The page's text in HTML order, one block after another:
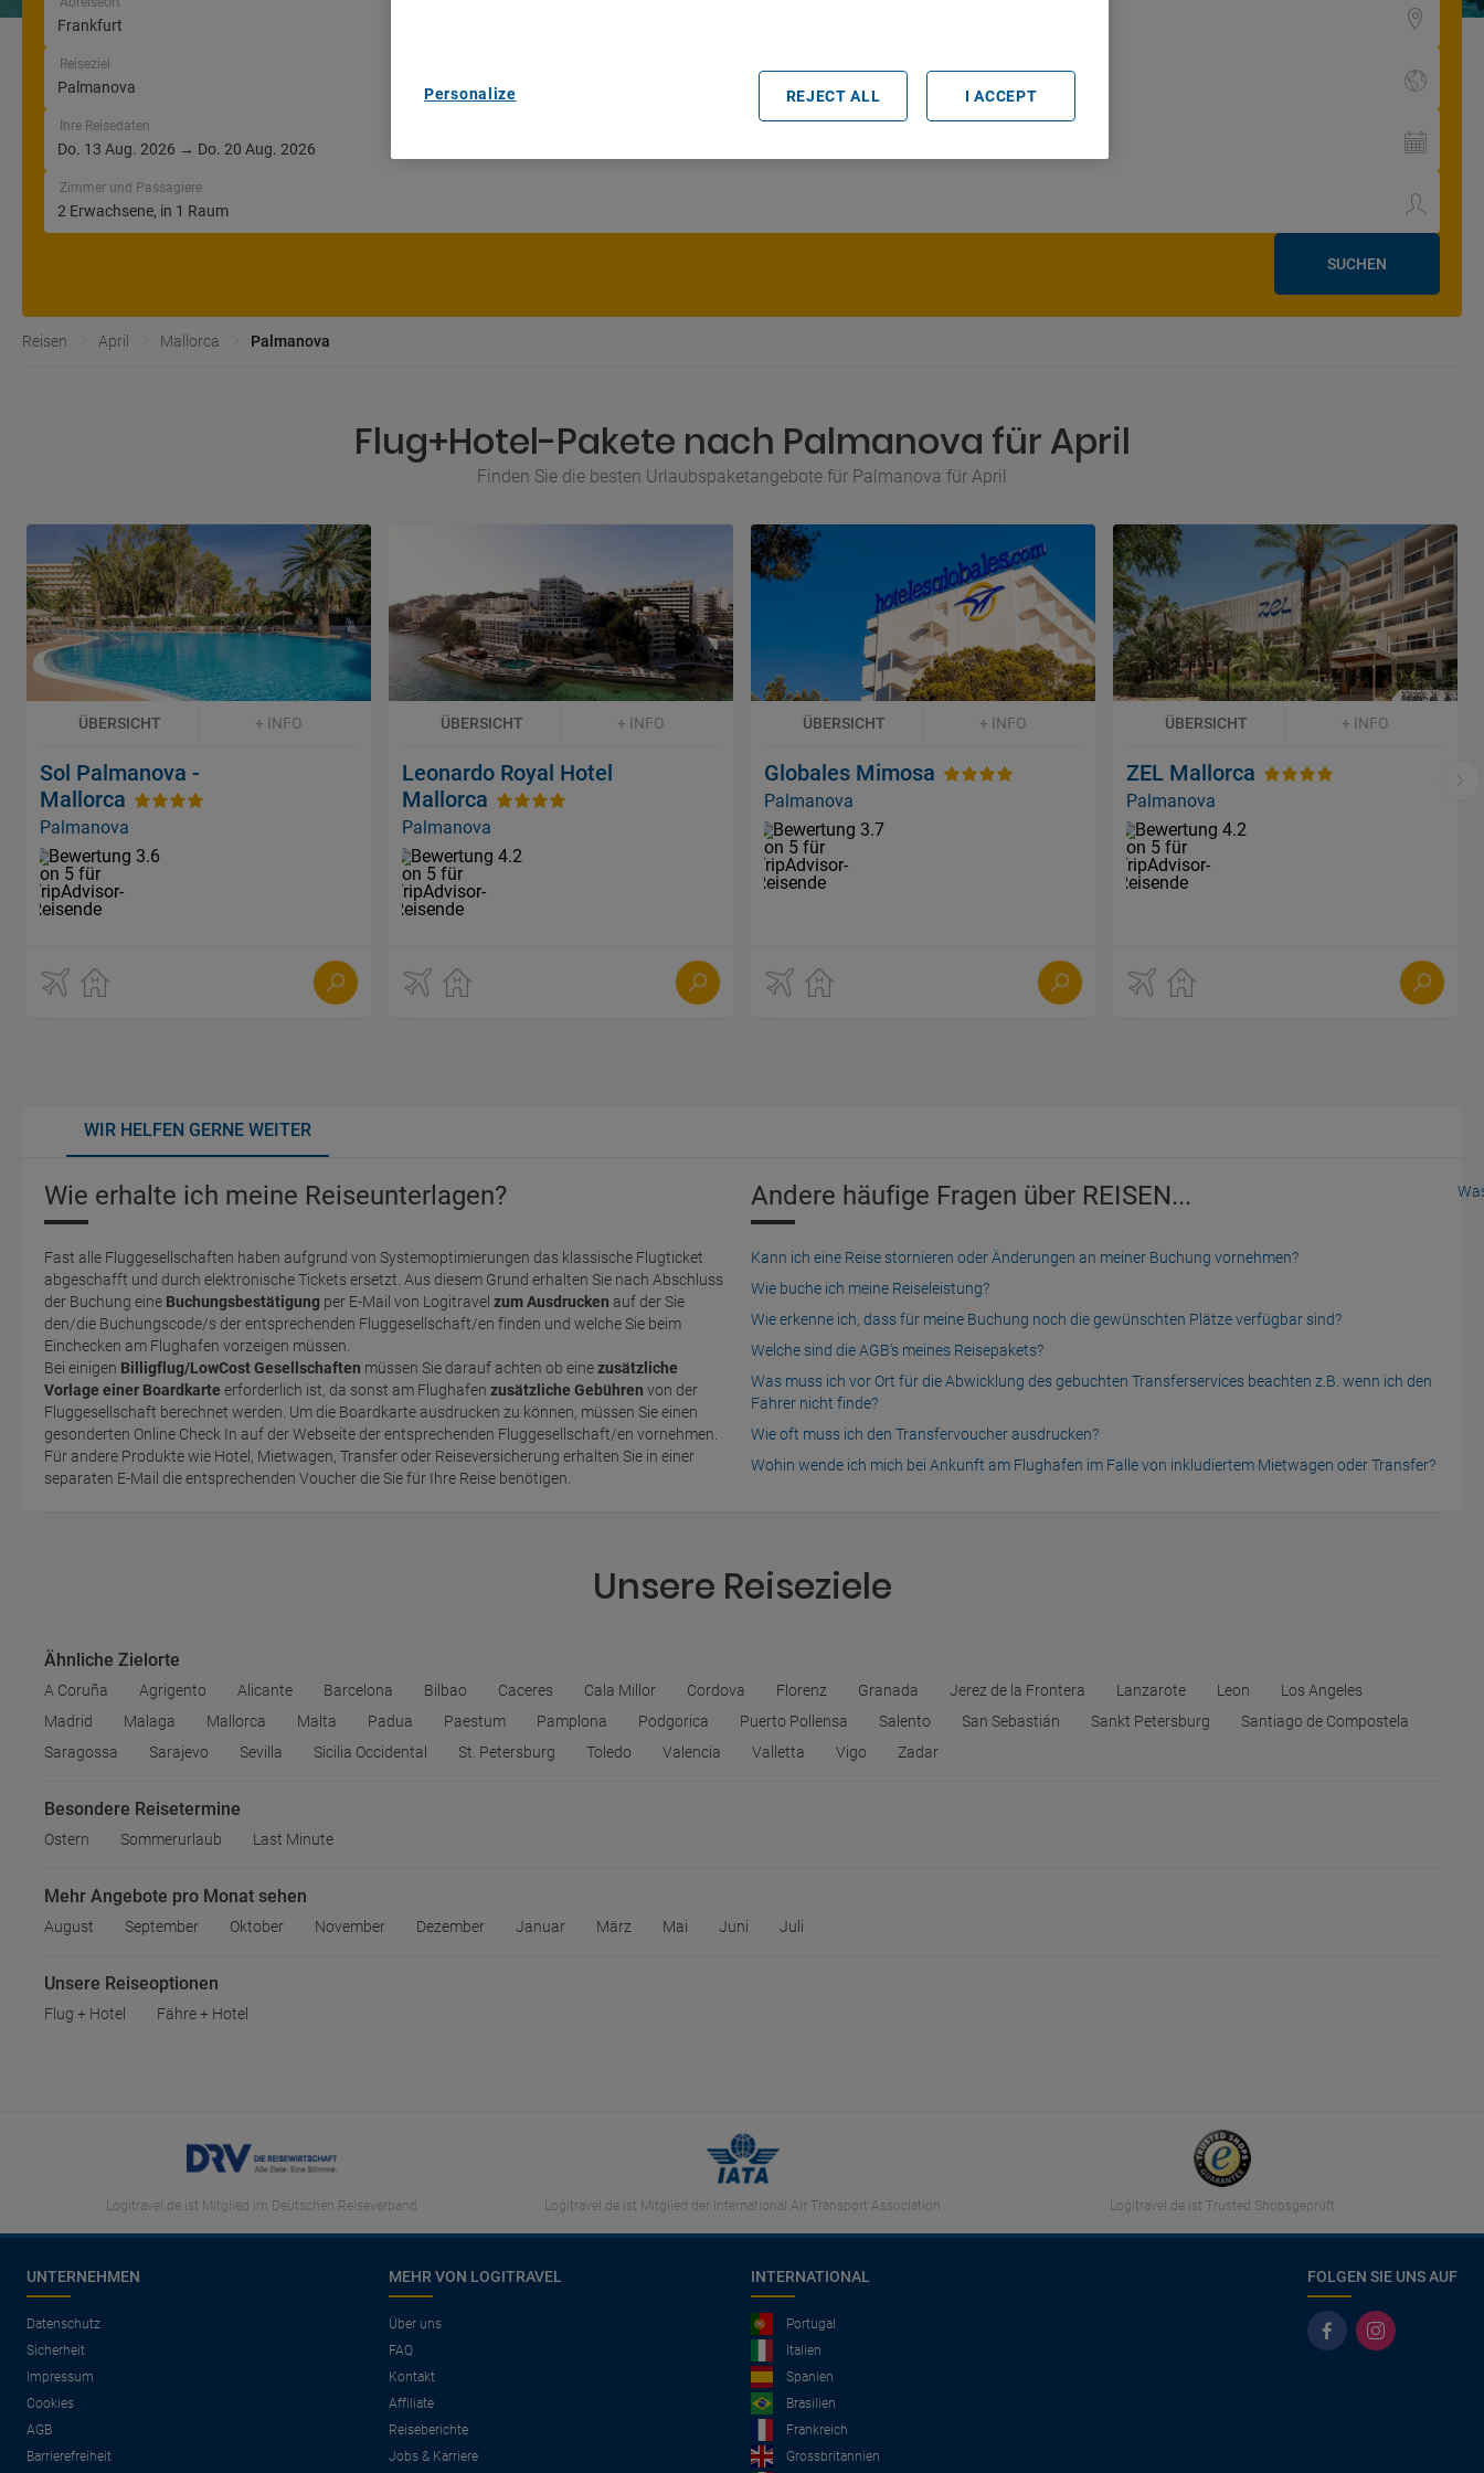
Reiseziel
Ihre Reisedaten
Zimmer und Passagiere
SUCHEN
Reisen April Mallorca Palmanova
Flug+Hotel-Pakete nach Palmanova für April
Finden Sie die besten Urlaubspaketangebote für Palmanova für April
ÜBERSICHT + INFO
Sol Palmanova -
Mallorca
Palmanova
ÜBERSICHT + INFO
Leonardo Royal Hotel
Mallorca
Palmanova
ÜBERSICHT + INFO
Globales Mimosa
Palmanova
ÜBERSICHT + INFO
ZEL Mallorca
Palmanova
WIR HELFEN GERNE WEITER
Wie erhalte ich meine Reiseunterlagen?
Fast alle Fluggesellschaften haben aufgrund von Systemoptimierungen das klassische Flugticket
abgeschafft und durch elektronische Tickets ersetzt. Aus diesem Grund erhalten Sie nach Abschluss
der Buchung eine Buchungsbestätigung per E-Mail von Logitravel zum Ausdrucken auf der Sie
den/die Buchungscode/s der entsprechenden Fluggesellschaft/en finden und welche Sie beim
Einchecken am Flughafen vorzeigen müssen.
Bei einigen Billigflug/LowCost Gesellschaften müssen Sie darauf achten ob einezusätzliche
Vorlage einer Boardkarte erforderlich ist, da sonst am Flughafen zusätzliche Gebühren von der
Fluggesellschaft berechnet werden. Um die Boardkarte ausdrucken zu können, müssen Sie einen
gesonderten Online Check In auf der Webseite der entsprechenden Fluggesellschaft/en vornehmen.
Für andere Produkte wie Hotel, Mietwagen, Transfer oder Reiseversicherung erhalten Sie in einer
separaten E-Mail die entsprechenden Voucher die Sie für Ihre Reise benötigen.
Andere häufige Fragen über REISEN...
Kann ich eine Reise stornieren oder Änderungen an meiner Buchung vornehmen?
Wie buche ich meine Reiseleistung?
Wie erkenne ich, dass für meine Buchung noch die gewünschten Plätze verfügbar sind?
Welche sind die AGB's meines Reisepakets?
Was muss ich vor Ort für die Abwicklung des gebuchten Transferservices beachten z.B. wenn ich den
Fahrer nicht finde?
Wie oft muss ich den Transfervoucher ausdrucken?
Wohin wende ich mich bei Ankunft am Flughafen im Falle von inkludiertem Mietwagen oder Transfer?
Unsere Reiseziele
Ähnliche Zielorte
A Coruña Agrigento Alicante Barcelona Bilbao Caceres Cala Millor Cordova Florenz Granada Jerez de la Frontera Lanzarote Leon
Los Angeles
Madrid
Malaga Mallorca Malta Padua Paestum Pamplona Podgorica Puerto Pollensa Salento San Sebastián Sankt Petersburg
Santiago de Compostela
Saragossa
Sarajevo Sevilla Sicilia Occidental St. Petersburg Toledo Valencia Valletta Vigo Zadar
Besondere Reisetermine
Ostern Sommerurlaub Last Minute
Mehr Angebote pro Monat sehen
August September Oktober November Dezember Januar März Mai Juni Juli
Unsere Reiseoptionen
Flug + Hotel Fähre + Hotel
Logitravel.de ist Mitglied im Deutschen Reiseverband Logitravel.de ist Mitglied der International Air Transport Association Logitravel.de ist Trusted Shopsgeprüft
UNTERNEHMEN
Datenschutz
Sicherheit
Impressum
Cookies
AGB
Barrierefreiheit
MEHR VON LOGITRAVEL
Über uns
FAQ
Kontakt
Affiliate
Reiseberichte
Jobs & Karriere
INTERNATIONAL
Portugal
Italien
Spanien
Brasilien
Frankreich
Grossbritannien
FOLGEN SIE UNS AUF
Personalize REJECT ALL I ACCEPT